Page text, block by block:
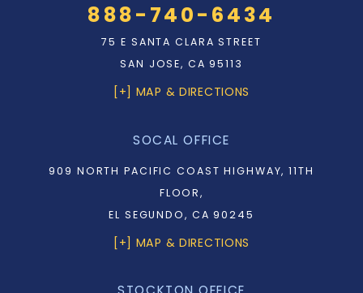
888-740-6434
75 E SANTA CLARA STREET
SAN JOSE, CA 95113
[+] MAP & DIRECTIONS
SOCAL OFFICE
909 NORTH PACIFIC COAST HIGHWAY, 11TH
FLOOR,
EL SEGUNDO, CA 90245
[+] MAP & DIRECTIONS